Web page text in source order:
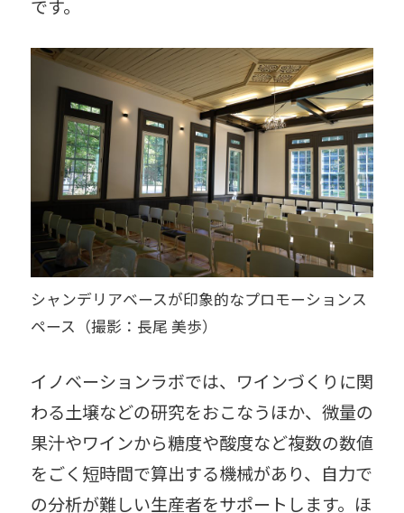
です。
シャンデリアベースが印象的なプロモーションス
ペース（撮影：長尾 美歩）
イノベーションラボでは、ワインづくりに関
わる土壌などの研究をおこなうほか、微量の
果汁やワインから糖度や酸度など複数の数値
をごく短時間で算出する機械があり、自力で
の分析が難しい生産者をサポートします。ほ